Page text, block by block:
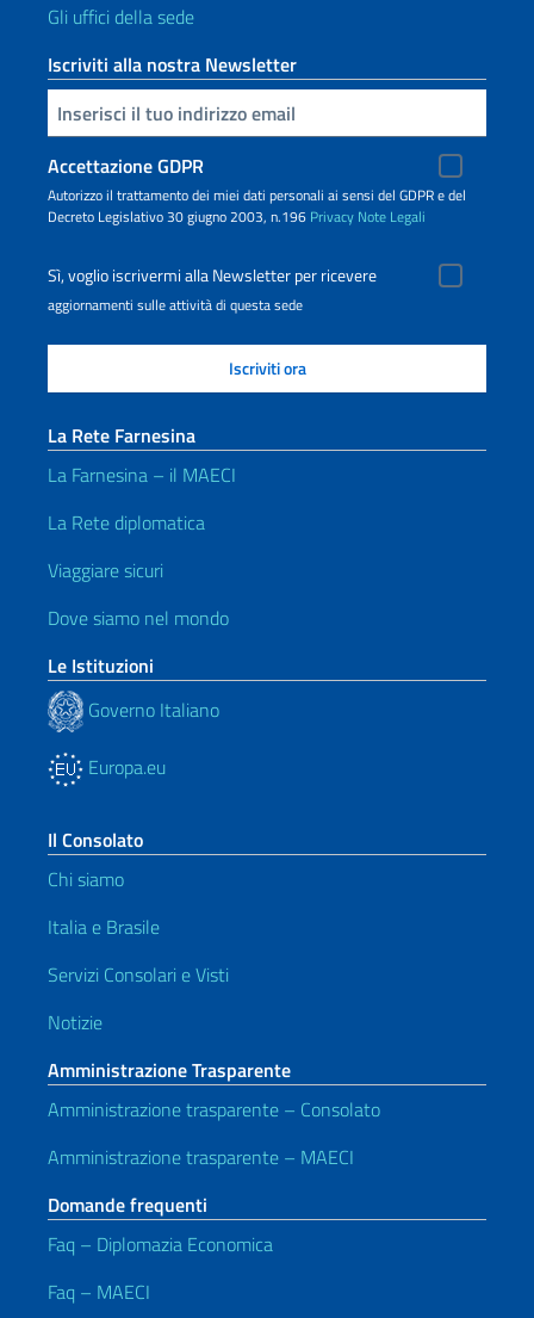
Gli uffici della sede
Iscriviti alla nostra Newsletter
Inserisci la tua email
Accettazione GDPR
Autorizzo il trattamento dei miei dati personali ai sensi del GDPR e del
Decreto Legislativo 30 giugno 2003, n.196 Privacy Note Legali
Sì, voglio iscrivermi alla Newsletter per ricevere
aggiornamenti sulle attività di questa sede
La Rete Farnesina
La Farnesina – il MAECI
La Rete diplomatica
Viaggiare sicuri
Dove siamo nel mondo
Le Istituzioni
Governo Italiano
Europa.eu
Il Consolato
Chi siamo
Italia e Brasile
Servizi Consolari e Visti
Notizie
Amministrazione Trasparente
Amministrazione trasparente – Consolato
Amministrazione trasparente – MAECI
Domande frequenti
Faq – Diplomazia Economica
Faq – MAECI